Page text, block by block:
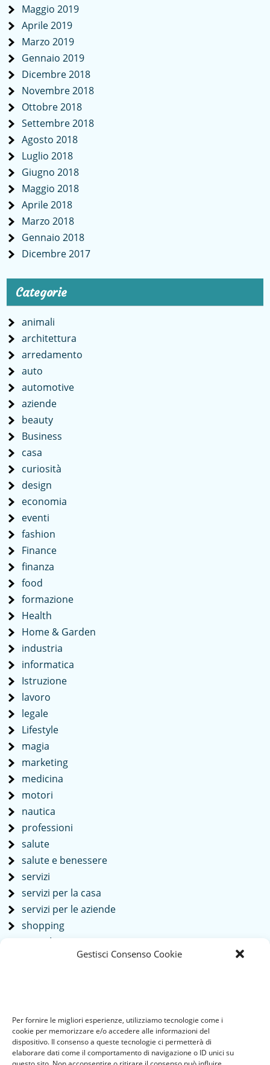
Gestisci Consenso Cookie
Per fornire le migliori esperienze, utilizziamo tecnologie come i
cookie per memorizzare e/o accedere alle informazioni del
dispositivo. Il consenso a queste tecnologie ci permetterà di
elaborare dati come il comportamento di navigazione o ID unici su
Maggio 2019
Aprile 2019
Marzo 2019
Gennaio 2019
Dicembre 2018
Novembre 2018
Ottobre 2018
Settembre 2018
Agosto 2018
Luglio 2018
Giugno 2018
Maggio 2018
Aprile 2018
Marzo 2018
Gennaio 2018
Dicembre 2017
Categorie
animali
architettura
arredamento
auto
automotive
aziende
beauty
Business
casa
curiosità
design
economia
eventi
fashion
Finance
finanza
food
formazione
Health
Home & Garden
industria
informatica
Istruzione
lavoro
legale
Lifestyle
magia
marketing
medicina
motori
nautica
professioni
salute
salute e benessere
servizi
servizi per la casa
servizi per le aziende
shopping
società
Uncategorized
viaggi
web